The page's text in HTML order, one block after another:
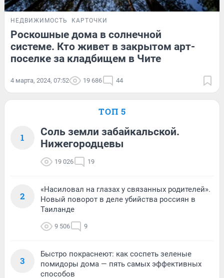
НЕДВИЖИМОСТЬ КАРТОЧКИ
Роскошные дома в солнечной
системе. Кто живет в закрытом арт-
поселке за кладбищем в Чите
4 марта, 2024, 07:52 19 686 44
ТОП 5
1
Соль земли забайкальской.
Нижегородцевы
19 026 19
2
«Насиловал на глазах у связанных родителей».
Новый поворот в деле убийства россиян в
Таиланде
9 506 9
3
Быстро покраснеют: как соспеть зеленые
помидоры дома — пять самых эффективных
способов